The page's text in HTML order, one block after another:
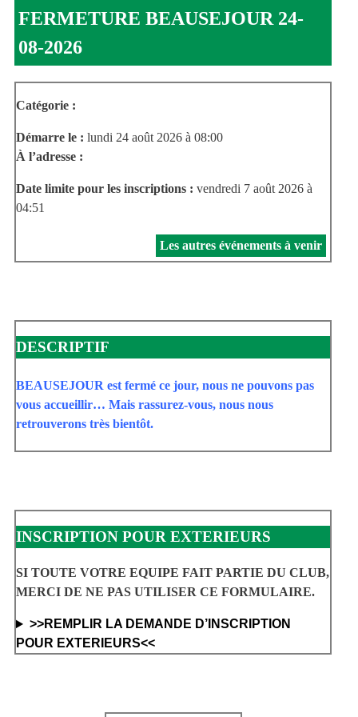
FERMETURE BEAUSEJOUR 24-
08-2026
Catégorie :
Démarre le : lundi 24 août 2026 à 08:00
À l’adresse :
Date limite pour les inscriptions : vendredi 7 août 2026 à
04:51
Les autres événements à venir
DESCRIPTIF
BEAUSEJOUR est fermé ce jour, nous ne pouvons pas
vous accueillir… Mais rassurez-vous, nous nous
retrouverons très bientôt.
INSCRIPTION POUR EXTERIEURS
SI TOUTE VOTRE EQUIPE FAIT PARTIE DU CLUB,
MERCI DE NE PAS UTILISER CE FORMULAIRE.
>>REMPLIR LA DEMANDE D’INSCRIPTION
POUR EXTERIEURS<<